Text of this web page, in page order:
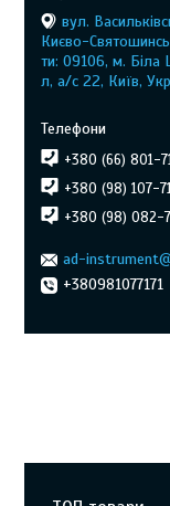
вул.
Києво-
ти: 09106, м. Біла
л, а/с 22, Київ,
+380 (66) 801-
+380 (98) 107-
+380 (98) 082-
ad-
+380981077171